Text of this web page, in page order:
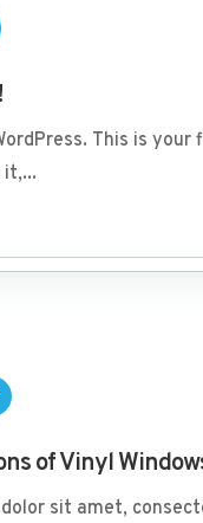
This is your
it,...
of Vinyl
sit amet,